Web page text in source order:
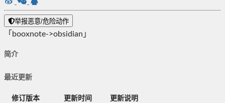
举报恶意/危险动作
「booxnote->obsidian」
简介
最近更新
修订版本 更新时间
更新说明